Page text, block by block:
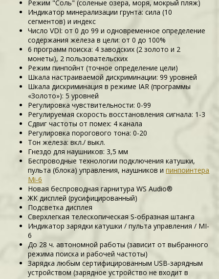
Режим "Соль" (соленые озера, моря, мокрый пляж)
Индикатор минерализации грунта: сила (10
сегментов) и индекс
Число VDI: от 0 до 99 и одновременное определение
содержания железа в цели: от 0 до 100%
6 программ поиска: 4 заводских (2 золото и 2
монеты), 2 пользовательских
Режим пинпойнт (точное определение цели)
Шкала настраиваемой дискриминации: 99 уровней
Шкала дискриминация в режиме IAR (программы
«Золото»): 5 уровней
Регулировка чувствительности: 0-99
Регулируемая скорость восстановления сигнала: 1-3
Сдвиг частоты от помех: 4 канала
Регулировка порогового тона: 0-20
Тон железа: вкл./ выкл.
Гнездо для наушников: 3,5 мм
Беспроводные технологии подключения катушки,
пульта (блока) управления, наушников ипинпоинтера
Mi-6
Новая беспроводная гарнитура WS Audio®
ЖК дисплей (русифицированный)
Подсветка дисплея
Сверхлегкая телескопическая S-образная штанга
Индикатор зарядки катушки / пульта управления / MI-
6
До 28 ч. автономной работы (зависит от выбранного
режима поиска и рабочей частоты)
Зарядка любым сертифицированным USB-зарядным
устройством (зарядное устройство не входит в